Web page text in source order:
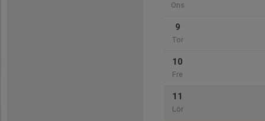
Ons
9
Tor
10
Fre
11
Lör